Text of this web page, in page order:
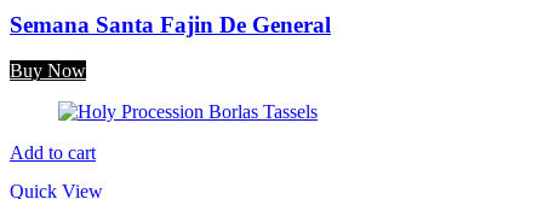
Semana Santa Fajin De General
Buy Now
Add to cart
Quick View